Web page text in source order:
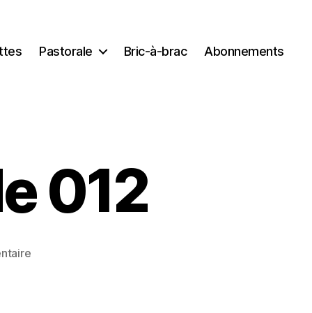
Pastorale Bric-à-brac Abonnements
012
sur